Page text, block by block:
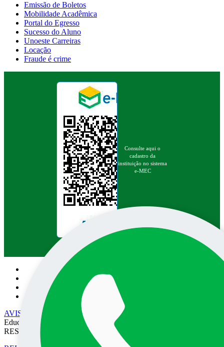
Emissão de Boletos
Mobilidade Acadêmica
Portal do Egresso
Sucesso do Aluno
Unoeste Carreiras
Locação
Fraude é crime
Consulte aqui o
cadastro da
instituição no sistema
e-MEC
Pesquisa no site:
AVISO DE PRIVACIDADE
• EPEC - Empresa Prudentina de
Educação e Cultura SA/UNOESTE. TODOS OS DIREITOS
RESERVADOS